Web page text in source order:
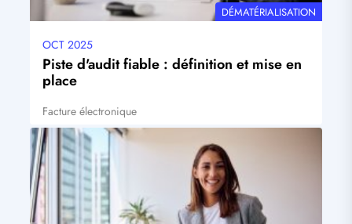
THÉMATIQUE
DÉMATÉRIALISATION
Date
mise
à
jour
OCT 2025
Piste d'audit fiable : définition et mise en
place
Tags
Facture électronique
Visuel
principal